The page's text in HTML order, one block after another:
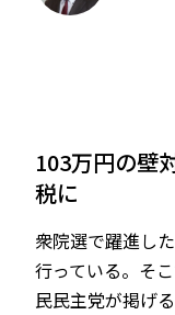
103万円の壁
税に
衆院選で躍進し
行っている。そ
民民主党が掲げ